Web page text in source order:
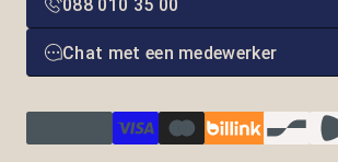
088 010 35 00
Chat met een medewerker